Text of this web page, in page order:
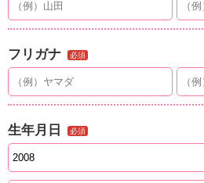
フリガナ 必須
生年月日 必須